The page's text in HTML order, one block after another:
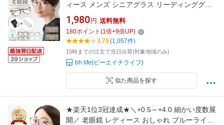
ィース メンズ シニアグラス リーディンググラ
ス ブランド 1.0 ブルーライト uv カット ブルー
ライトカット フレーム 軽量 女性 男性 セット
1.5 2.0 2.5 3.0 4.0 遠近両用メガネ 遠近両用 遠
近両用眼鏡 UVカット
1,980 円 送料無料
180ポイント (1倍+9倍UP)
3.75(1,057件)
15時までの注文で当日出荷(対象地域のみ)
bh life(ビーエイチライフ)
似た商品を探す
★楽天1位3冠達成★＼+0.5～+4.0 細かい度数展
開／ 老眼鏡 レディース おしゃれ ブルーライト